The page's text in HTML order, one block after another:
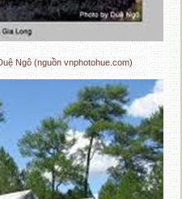
Ngô (nguồn vnphotohue.com)